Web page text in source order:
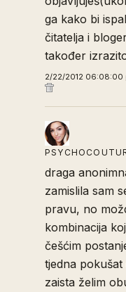
ga kako bi
čitatelja i
također
2/22/2012 06:08:00
draga
zamislila sam
pravu, no
kombinacija
češćim
tjedna
zaista želim